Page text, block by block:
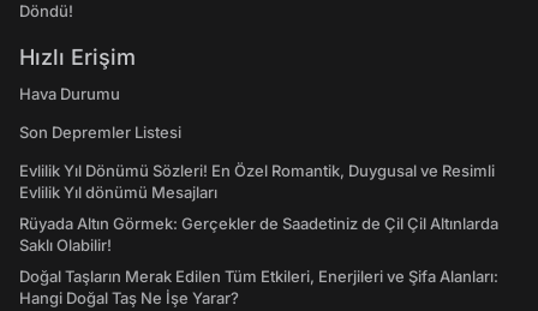
Döndü!
Hızlı Erişim
Hava Durumu
Son Depremler Listesi
Evlilik Yıl Dönümü Sözleri! En Özel Romantik, Duygusal ve Resimli
Evlilik Yıl dönümü Mesajları
Rüyada Altın Görmek: Gerçekler de Saadetiniz de Çil Çil Altınlarda
Saklı Olabilir!
Doğal Taşların Merak Edilen Tüm Etkileri, Enerjileri ve Şifa Alanları:
Hangi Doğal Taş Ne İşe Yarar?